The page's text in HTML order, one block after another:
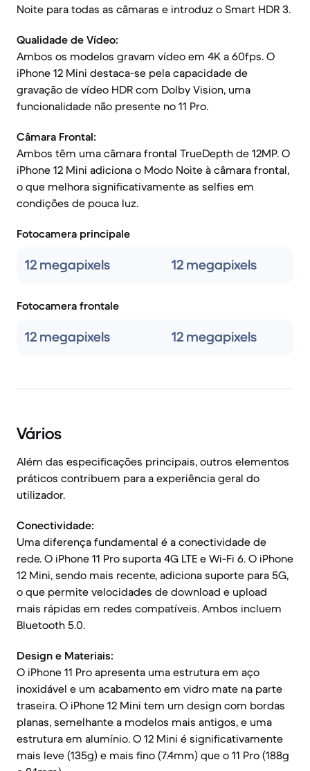
Noite para todas as câmaras e introduz o Smart HDR 3.
Qualidade de Vídeo:
Ambos os modelos gravam vídeo em 4K a 60fps. O
iPhone 12 Mini destaca-se pela capacidade de
gravação de vídeo HDR com Dolby Vision, uma
funcionalidade não presente no 11 Pro.
Câmara Frontal:
Ambos têm uma câmara frontal TrueDepth de 12MP. O
iPhone 12 Mini adiciona o Modo Noite à câmara frontal,
o que melhora significativamente as selfies em
condições de pouca luz.
Fotocamera principale
12 megapixels 12 megapixels
Fotocamera frontale
12 megapixels 12 megapixels
Vários
Além das especificações principais, outros elementos
práticos contribuem para a experiência geral do
utilizador.
Conectividade:
Uma diferença fundamental é a conectividade de
rede. O iPhone 11 Pro suporta 4G LTE e Wi-Fi 6. O iPhone
12 Mini, sendo mais recente, adiciona suporte para 5G,
o que permite velocidades de download e upload
mais rápidas em redes compatíveis. Ambos incluem
Bluetooth 5.0.
Design e Materiais:
O iPhone 11 Pro apresenta uma estrutura em aço
inoxidável e um acabamento em vidro mate na parte
traseira. O iPhone 12 Mini tem um design com bordas
planas, semelhante a modelos mais antigos, e uma
estrutura em alumínio. O 12 Mini é significativamente
mais leve (135g) e mais fino (7.4mm) que o 11 Pro (188g